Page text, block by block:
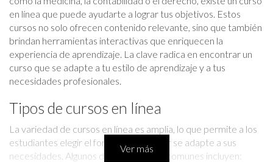
en línea que puede ayudarte a lograr tus objetivos. Estos
cursos no solo ofrecen contenido relevante, sino que también
brindan herramientas interactivas que enriquecen la
experiencia de aprendizaje. La clave radica en encontrar un
curso que se adapte a tu estilo de aprendizaje y a tus
necesidades profesionales.
Tipos de cursos en línea
La variedad de cursos en línea es amplia, lo que permite a los
estudiantes elegir el formato que mejor se adapte a sus
necesidades. Algunos de los tipos más comunes incluyen:
Ver más